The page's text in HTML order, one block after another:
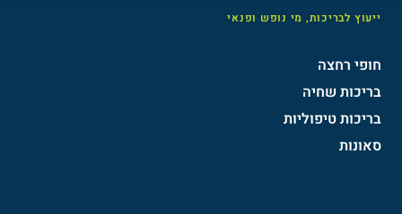
ייעוץ לבריכות, מי נופש ופנאי
חופי רחצה
בריכות שחיה
בריכות טיפוליות
סאונות